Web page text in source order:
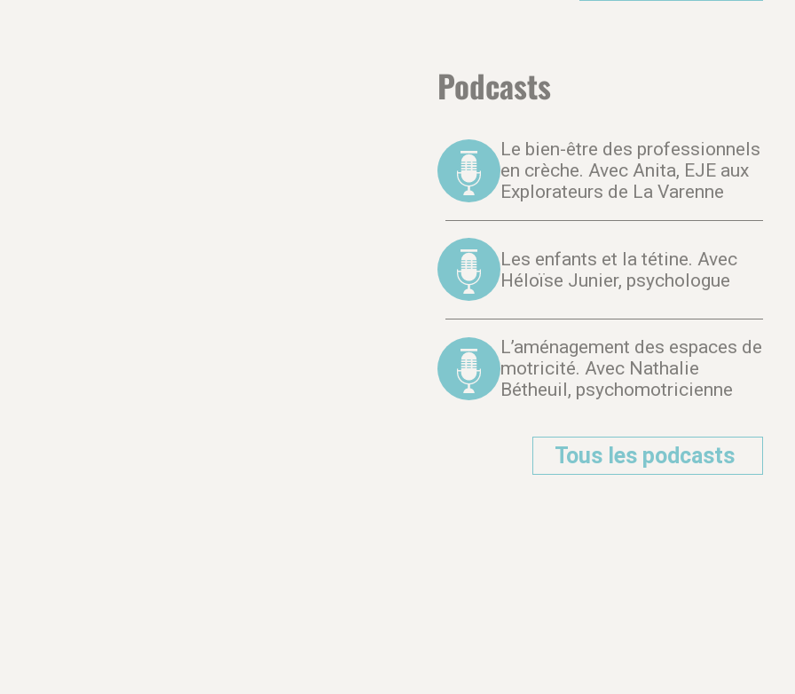
Podcasts
Le bien-être des professionnels
en crèche. Avec Anita, EJE aux
Explorateurs de La Varenne
Les enfants et la tétine. Avec
Héloïse Junier, psychologue
L’aménagement des espaces de
motricité. Avec Nathalie
Bétheuil, psychomotricienne
Tous les podcasts